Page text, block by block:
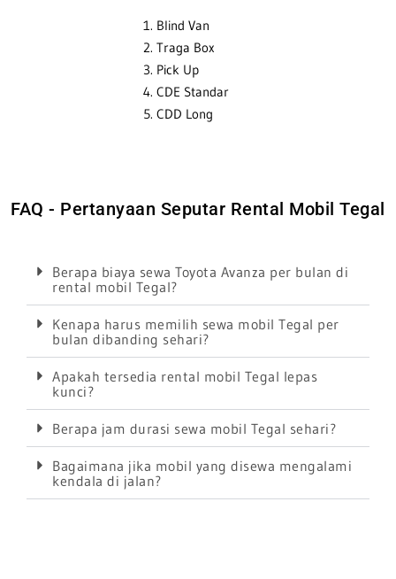
Blind Van
Traga Box
Pick Up
CDE Standar
CDD Long
FAQ - Pertanyaan Seputar Rental Mobil Tegal
Berapa biaya sewa Toyota Avanza per bulan di
rental mobil Tegal?
Kenapa harus memilih sewa mobil Tegal per
bulan dibanding sehari?
Apakah tersedia rental mobil Tegal lepas
kunci?
Berapa jam durasi sewa mobil Tegal sehari?
Bagaimana jika mobil yang disewa mengalami
kendala di jalan?